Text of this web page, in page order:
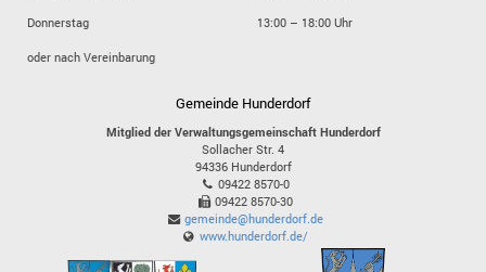
Donnerstag
13:00 – 18:00 Uhr
oder nach Vereinbarung
Gemeinde Hunderdorf
Mitglied der Verwaltungsgemeinschaft Hunderdorf
Sollacher Str. 4
94336 Hunderdorf
09422 8570-0
09422 8570-30
gemeinde@hunderdorf.de
www.hunderdorf.de/